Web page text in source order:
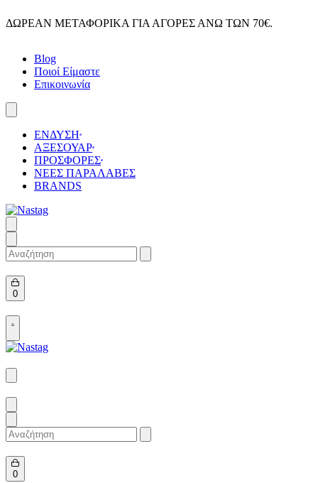
to
ΔΩΡΕΑΝ ΜΕΤΑΦΟΡΙΚΑ ΓΙΑ ΑΓΟΡΕΣ ΑΝΩ ΤΩΝ 70€.
Blog
Ποιοί Είμαστε
Επικοινωνία
ΕΝΔΥΣΗ
ΑΞΕΣΟΥΑΡ
ΠΡΟΣΦΟΡΕΣ
ΝΕΕΣ ΠΑΡΑΛΑΒΕΣ
BRANDS
Search
for:
0Open
cart
Open
details
Search
for:
0Open